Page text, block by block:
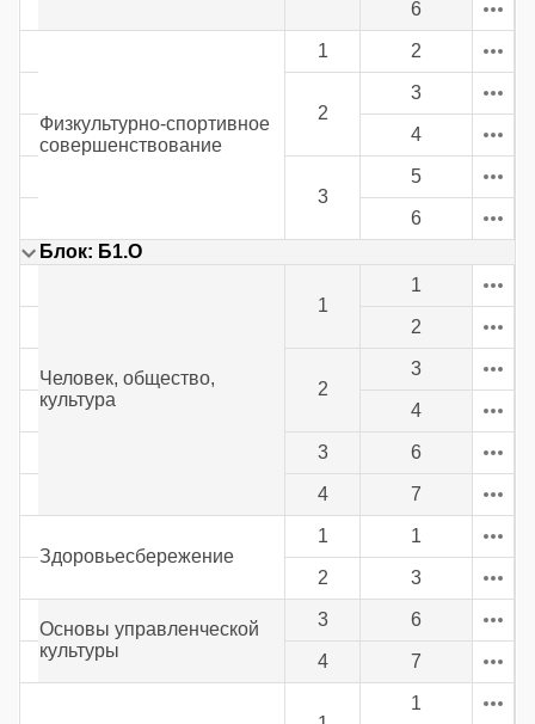
6
Физкультурно-спортивное
совершенствование
1 2
2
3
4
3
5
6
Блок: Б1.О
Человек, общество,
культура
1
1
2
2
3
4
3 6
4 7
Здоровьесбережение
1 1
2 3
Основы управленческой
культуры
3 6
4 7
1